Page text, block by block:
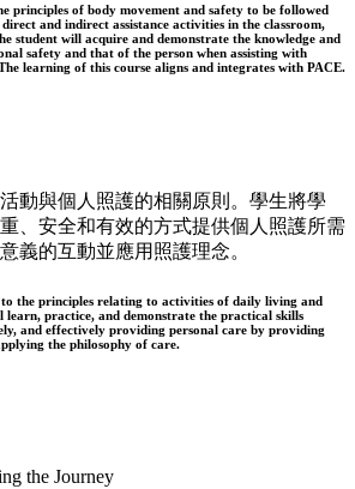
principles of body movement and safety to be followed
and indirect assistance activities in the classroom,
student will acquire and demonstrate the knowledge and
safety and that of the person when assisting with
learning of this course aligns and integrates with PACE.
動與個人照護的相關原則。學生將學
、安全和有效的方式提供個人照護所需
義的互動並應用照護理念。
the principles relating to activities of daily living and
learn, practice, and demonstrate the practical skills
and effectively providing personal care by providing
the philosophy of care.
the Journey